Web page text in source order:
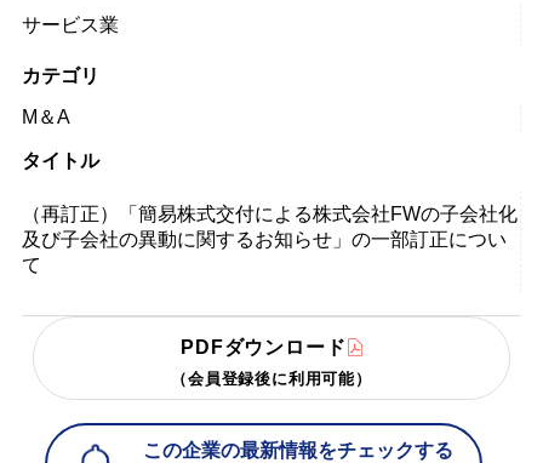
サービス業
カテゴリ
M＆A
タイトル
（再訂正）「簡易株式交付による株式会社FWの子会社化
及び子会社の異動に関するお知らせ」の一部訂正につい
て
PDFダウンロード
（会員登録後に利用可能）
この企業の最新情報をチェックする